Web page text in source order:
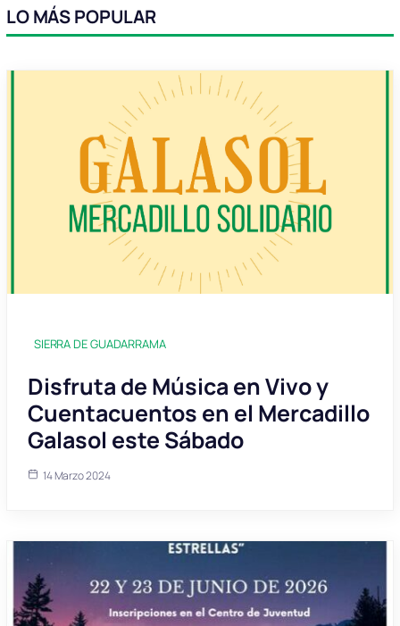
LO MÁS POPULAR
SIERRA DE GUADARRAMA
Disfruta de Música en Vivo y
Cuentacuentos en el Mercadillo
Galasol este Sábado
14 Marzo 2024